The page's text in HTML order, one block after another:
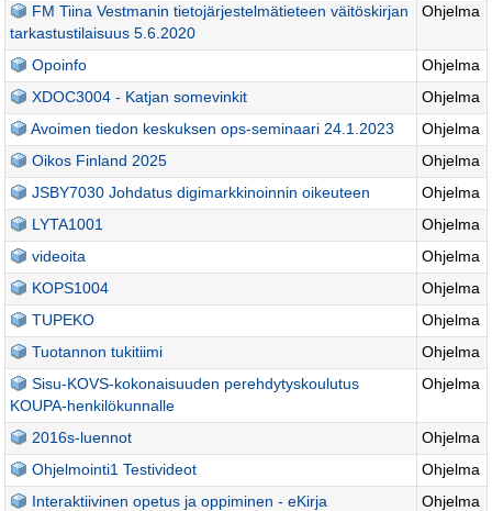
FM Tiina Vestmanin tietojärjestelmätieteen väitöskirjan
tarkastustilaisuus 5.6.2020
Ohjelma
Opoinfo
Ohjelma
XDOC3004 - Katjan somevinkit
Ohjelma
Avoimen tiedon keskuksen ops-seminaari 24.1.2023
Ohjelma
Oikos Finland 2025
Ohjelma
JSBY7030 Johdatus digimarkkinoinnin oikeuteen
Ohjelma
LYTA1001
Ohjelma
videoita
Ohjelma
KOPS1004
Ohjelma
TUPEKO
Ohjelma
Tuotannon tukitiimi
Ohjelma
Sisu-KOVS-kokonaisuuden perehdytyskoulutus
KOUPA-henkilökunnalle
Ohjelma
2016s-luennot
Ohjelma
Ohjelmointi1 Testivideot
Ohjelma
Interaktiivinen opetus ja oppiminen - eKirja
Ohjelma